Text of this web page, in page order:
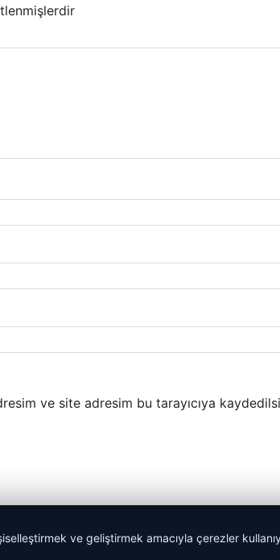
ve site adresim bu tarayıcıya
ve geliştirmek amacıyla çerezler